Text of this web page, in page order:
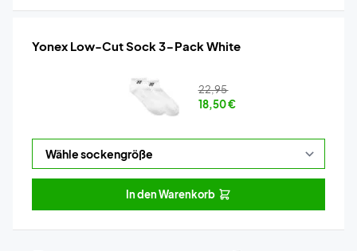
Yonex Low-Cut Sock 3-Pack White
22,95
18,50€
In den Warenkorb